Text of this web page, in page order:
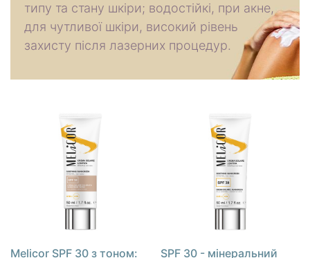
типу та стану шкіри; водостійкі, при акне,
для чутливої шкіри, високий рівень
захисту після лазерних процедур.
Melicor SPF 30 з тоном:
SPF 30 - мінеральний